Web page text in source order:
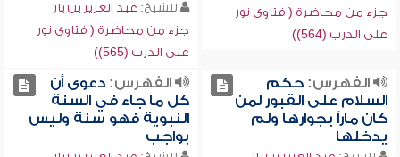
جزء من محاضرة ( فتاوى نور
على الدرب (564))
للشيخ: عبد العزيز بن باز
جزء من محاضرة ( فتاوى نور
على الدرب (565))
الفهرس:حكم
السلام على القبور لمن
كان ماراً بجوارها ولم
يدخلها
الفهرس:دعوى أن
كل ما جاء في السنة
النبوية فهو سنة وليس
بواجب